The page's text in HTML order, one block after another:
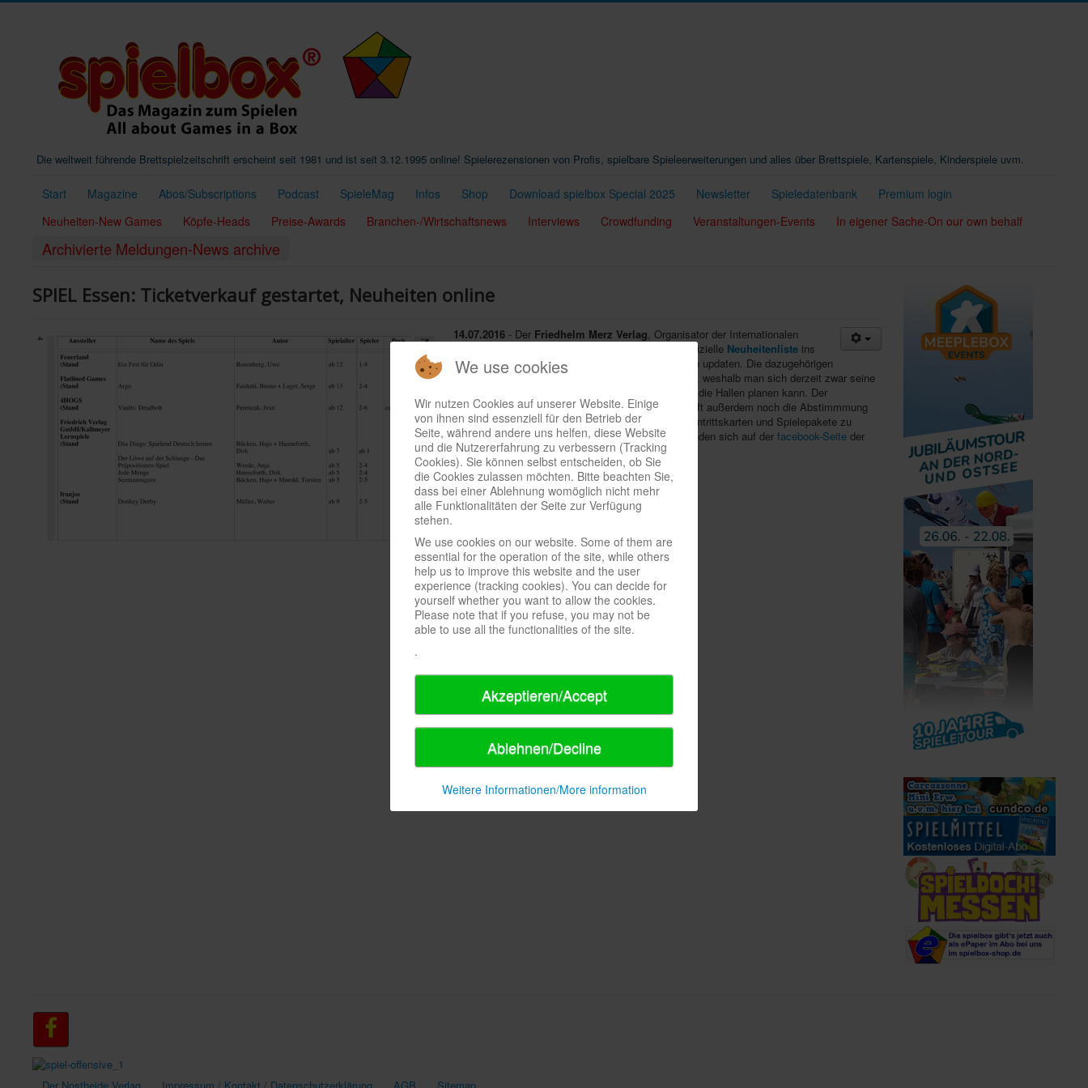
Die weltweit führende Brettspielzeitschrift erscheint seit 1981 und ist seit 3.12.1995 online! Spielerezensionen von Profis, spielbare Spieleerweiterungen und alles über Brettspiele, Kartenspiele, Kinderspiele uvm.
Start Magazine Abos/Subscriptions Podcast SpieleMag Infos Shop Download spielbox Special 2025 Newsletter Spieledatenbank
Premium login
Neuheiten-New Games
Köpfe-Heads Preise-Awards Branchen-/Wirtschaftsnews Interviews Crowdfunding Veranstaltungen-Events In eigener Sache-On our own behalf
Archivierte Meldungen-News archive
SPIEL Essen: Ticketverkauf gestartet, Neuheiten online
14.07.2016 - Der Friedhelm Merz Verlag, Organisator der Internationalen
in Essen (13.-16.10.), hat seine offizielle Neuheitenliste ins
Netz gestellt und wird sie bis zur Messe wöchentlich updaten. Die dazugehörigen
Standnummern gibt es allerdings erst im September, weshalb man sich derzeit zwar seine
Lieblinge ausgucken, aber noch keine Routen durch die Hallen planen kann. Der
Ticketverkaufist heute gestartet. Bis zum 31.7. läuft außerdem noch die Abstimmmung
zumDeutschen Spiele Preis, bei der 100 SPIEL-Eintrittskarten und Spielepakete zu
gewinnen sind. Aktuelle Infos rund um die Messe finden sich auf der facebook-Seite der
SPIEL.
Der Nostheide Verlag Impressum / Kontakt / Datenschutzerklärung AGB Sitemap
We use cookies
Wir nutzen Cookies auf unserer Website. Einige
von ihnen sind essenziell für den Betrieb der
Seite, während andere uns helfen, diese Website
und die Nutzererfahrung zu verbessern (Tracking
Cookies). Sie können selbst entscheiden, ob Sie
die Cookies zulassen möchten. Bitte beachten Sie,
dass bei einer Ablehnung womöglich nicht mehr
alle Funktionalitäten der Seite zur Verfügung
stehen.
We use cookies on our website. Some of them are
essential for the operation of the site, while others
help us to improve this website and the user
experience (tracking cookies). You can decide for
yourself whether you want to allow the cookies.
Please note that if you refuse, you may not be
able to use all the functionalities of the site.
.
Akzeptieren/Accept
Ablehnen/Decline
Weitere Informationen/More information